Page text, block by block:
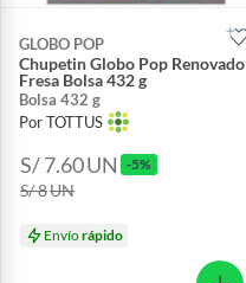
GLOBO POP
Chupetin Globo Pop Renovado
Fresa Bolsa 432 g
Bolsa 432 g
Por TOTTUS
S/ 7.60UN -5%
S/ 8UN
Envíorápido